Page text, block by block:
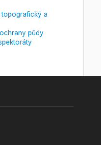
topografický a
půdy